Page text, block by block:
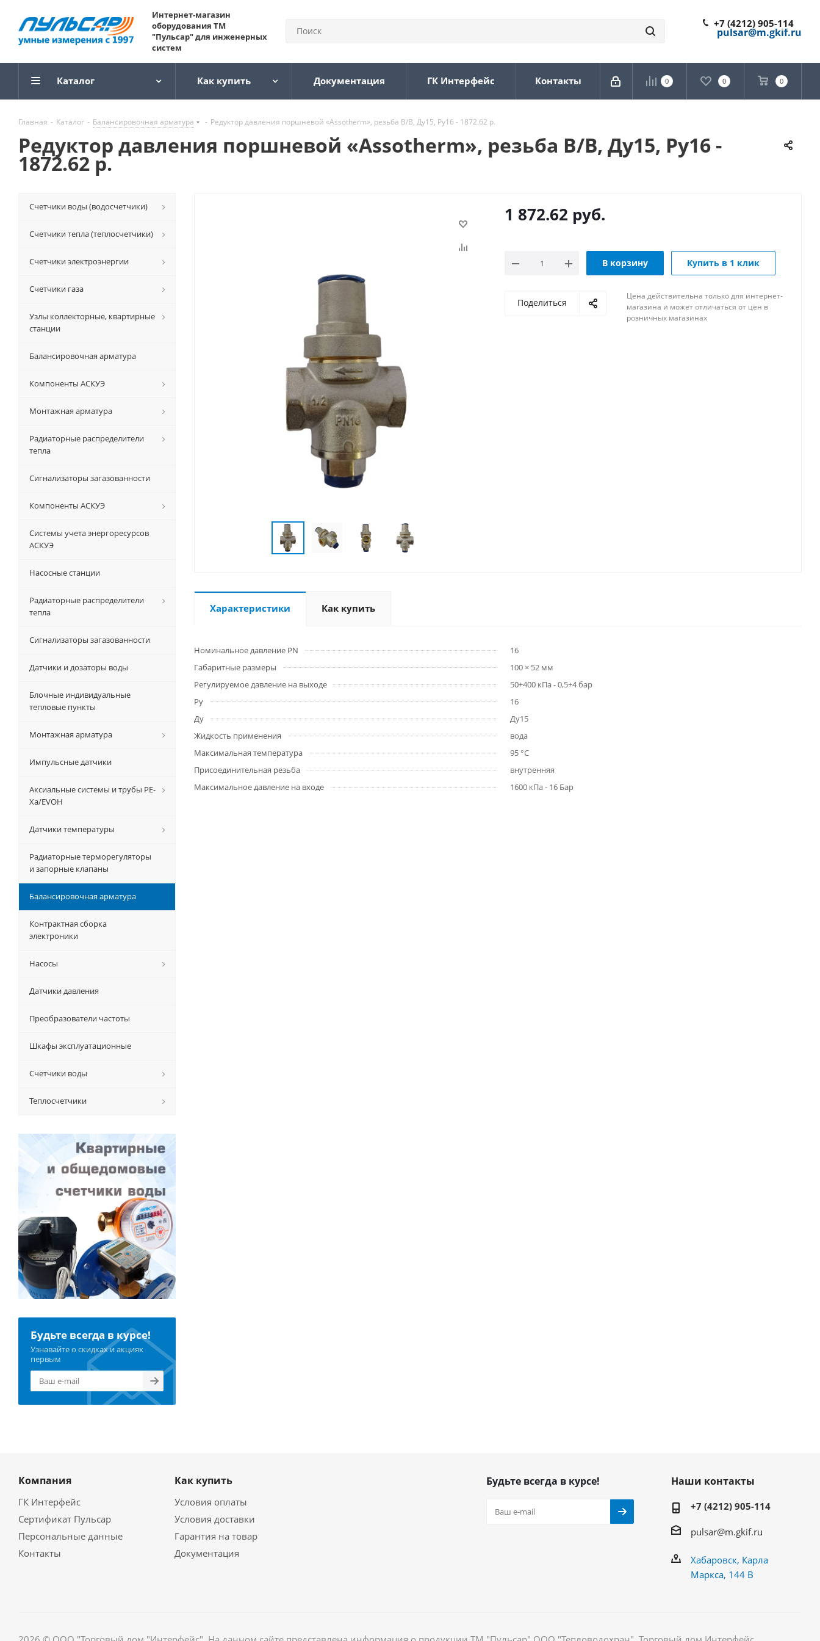
Интернет-магазин
оборудования ТМ
"Пульсар" для инженерных
систем
+7 (4212) 905-114
pulsar@m.gkif.ru
0 0 0
Каталог Как купить Документация ГК Интерфейс Контакты
Главная - Каталог - Балансировочная арматура - Редуктор давления поршневой «Assotherm», резьба В/В, Ду15, Ру16 - 1872.62 р.
Редуктор давления поршневой «Assotherm», резьба В/В, Ду15, Ру16 -
1872.62 р.
1 872.62 руб.
В корзину Купить в 1 клик
Поделиться
Цена действительна только для интернет-
магазина и может отличаться от цен в
розничных магазинах
Характеристики Как купить
Номинальное давление PN
16
Габаритные размеры
100 × 52 мм
Регулируемое давление на выходе
50+400 кПа - 0,5+4 бар
Ру
16
Ду
Ду15
Жидкость применения
вода
Максимальная температура
95 °C
Присоединительная резьба
внутренняя
Максимальное давление на входе
1600 кПа - 16 Бар
Счетчики воды (водосчетчики)
Счетчики тепла (теплосчетчики)
Счетчики электроэнергии
Счетчики газа
Узлы коллекторные, квартирные
станции
Балансировочная арматура
Компоненты АСКУЭ
Монтажная арматура
Радиаторные распределители
тепла
Сигнализаторы загазованности
Компоненты АСКУЭ
Системы учета энергоресурсов
АСКУЭ
Насосные станции
Радиаторные распределители
тепла
Сигнализаторы загазованности
Датчики и дозаторы воды
Блочные индивидуальные
тепловые пункты
Монтажная арматура
Импульсные датчики
Аксиальные системы и трубы РЕ-
Ха/EVOH
Датчики температуры
Радиаторные терморегуляторы
и запорные клапаны
Балансировочная арматура
Контрактная сборка
электроники
Насосы
Датчики давления
Преобразователи частоты
Шкафы эксплуатационные
Счетчики воды
Теплосчетчики
Будьте всегда в курсе!
Узнавайте о скидках и акциях
первым
Компания
ГК Интерфейс
Сертификат Пульсар
Персональные данные
Контакты
Как купить
Условия оплаты
Условия доставки
Гарантия на товар
Документация
Будьте всегда в курсе! Наши контакты
+7 (4212) 905-114
pulsar@m.gkif.ru
Хабаровск, Карла
Маркса, 144 В